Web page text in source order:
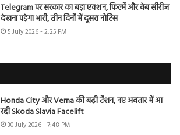
Telegram पर सरकार का बड़ा एक्शन, फिल्में और वेब सीरीज
देखना पड़ेगा भारी, तीन दिनों में दूसरा नोटिस
5 July 2026 - 2:25 PM
Honda City और Verna की बढ़ी टेंशन, नए अवतार में आ
रही Skoda Slavia Facelift
30 July 2026 - 7:48 PM